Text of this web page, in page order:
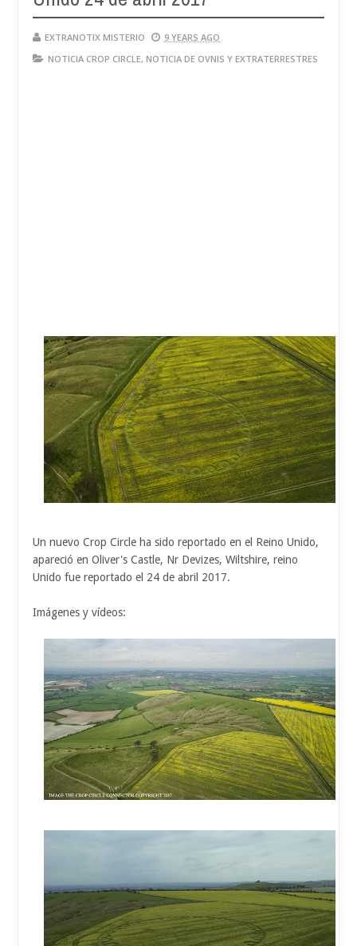
EXTRANOTIX MISTERIO
9 YEARS AGO
NOTICIA CROP CIRCLE, NOTICIA DE OVNIS Y EXTRATERRESTRES
Un nuevo Crop Circle ha sido reportado en el Reino Unido,
apareció en Oliver's Castle, Nr Devizes, Wiltshire, reino
Unido fue reportado el 24 de abril 2017.
Imágenes y vídeos: